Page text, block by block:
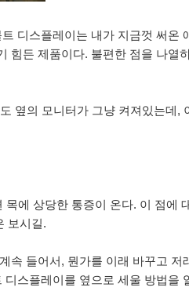
디스플레이는 내가 지금껏 써온
힘든 제품이다. 불편한 점을 나열
옆의 모니터가 그냥 켜져있는데,
에 상당한 통증이 온다. 이 점에
보시길.
속 들어서, 뭔가를 이래 바꾸고 저
스플레이를 옆으로 세울 방법을